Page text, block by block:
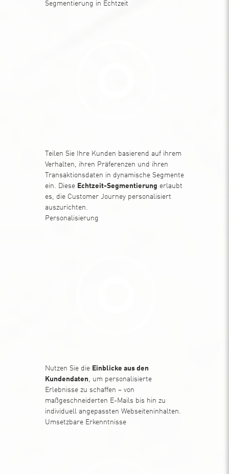
Segmentierung in Echtzeit
Teilen Sie Ihre Kunden basierend auf ihrem
Verhalten, ihren Präferenzen und ihren
Transaktionsdaten in dynamische Segmente
ein. Diese Echtzeit-Segmentierung erlaubt
es, die Customer Journey personalisiert
auszurichten.
Personalisierung
Nutzen Sie die Einblicke aus den
Kundendaten, um personalisierte
Erlebnisse zu schaffen – von
maßgeschneiderten E-Mails bis hin zu
individuell angepassten Webseiteninhalten.
Umsetzbare Erkenntnisse